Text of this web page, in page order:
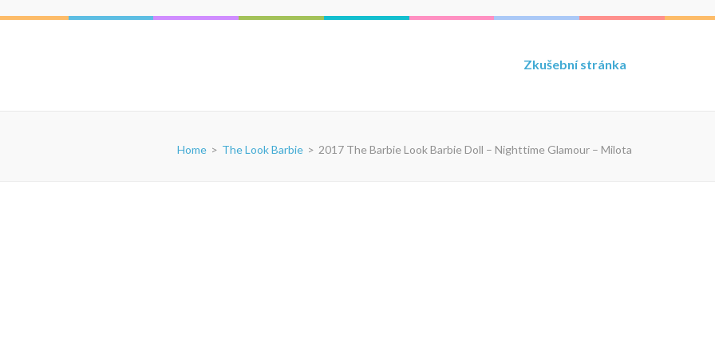
Zkušební stránka
Home > The Look Barbie > 2017 The Barbie Look Barbie Doll – Nighttime Glamour – Milota